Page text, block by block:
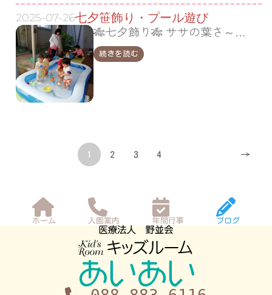
七夕笹飾り・プール遊び
2025-07-26
🎋七夕飾り🎋 ササの葉さ～らさら(^^♪ 今年はササの壁飾りを作りました(^▽^)/ お母さんが願い事をかいてくれたよ(^^) スイカ上手にできた～🍉 優しい先生とハイ・チーズ！！ 🌞プール遊び🌞 プールで泳ごう１，２，３～🎶 今年は梅雨明け早く…
続きを読む
1 2 3 4 →
ホーム 入園案内 年間行事 ブログ